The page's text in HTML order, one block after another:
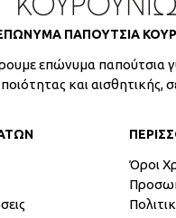
ΠΑΠΟΥΤΣΙΑ
επώνυμα παπούτσια
και
Όροι